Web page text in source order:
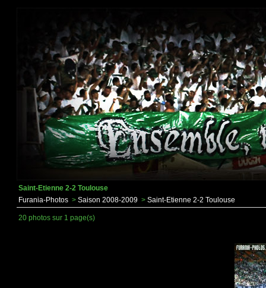
Saint-Etienne 2-2 Toulouse
Furania-Photos > Saison 2008-2009 > Saint-Etienne 2-2 Toulouse
20 photos sur 1 page(s)